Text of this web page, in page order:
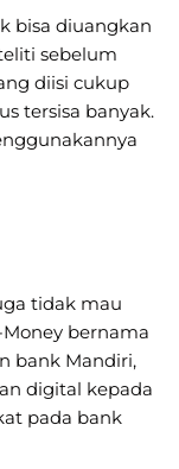
bisa diuangkan
sebelum
diisi cukup
tersisa banyak.
tidak mau
bernama
bank Mandiri,
digital kepada
pada bank